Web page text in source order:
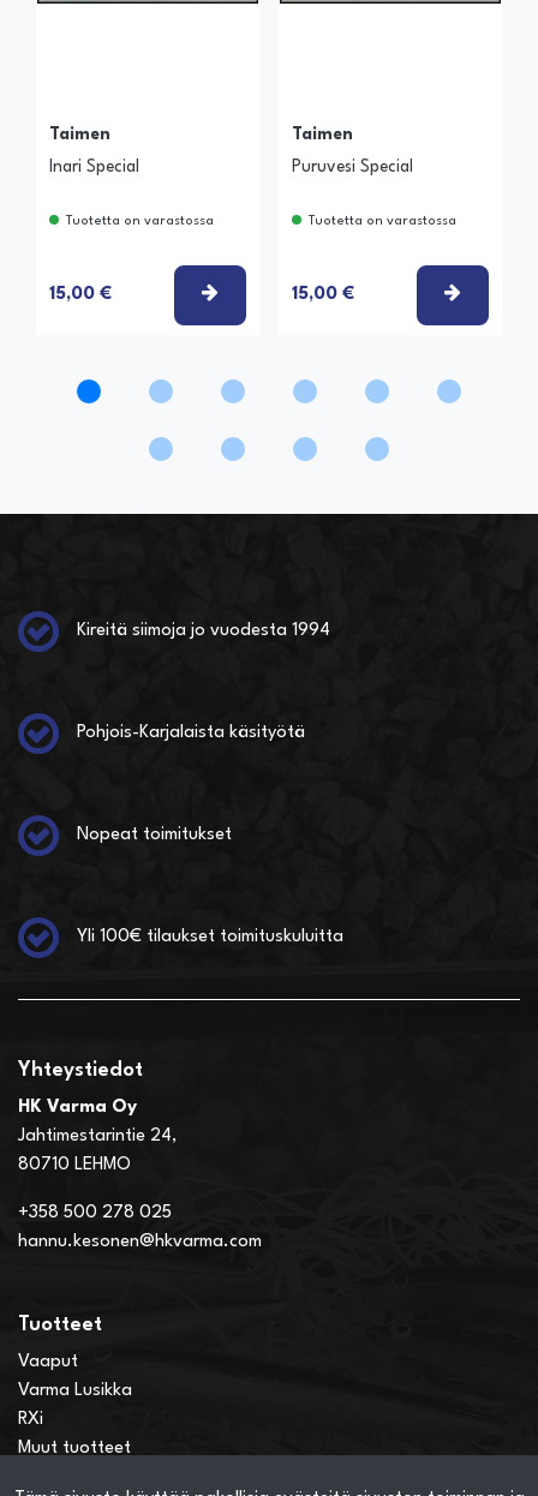
Taimen
Inari Special
Tuotetta on varastossa
15,00 € VALITSE VAIHTOEHTO
Taimen
Puruvesi Special
Tuotetta on varastossa
15,00 €
Kireitä siimoja jo vuodesta 1994
Pohjois-Karjalaista käsityötä
Nopeat toimitukset
Yli 100€ tilaukset toimituskuluitta
Yhteystiedot
HK Varma Oy
Jahtimestarintie 24,
80710 LEHMO
+358 500 278 025
hannu.kesonen@hkvarma.com
Tuotteet
Vaaput
Varma Lusikka
RXi
Muut tuotteet